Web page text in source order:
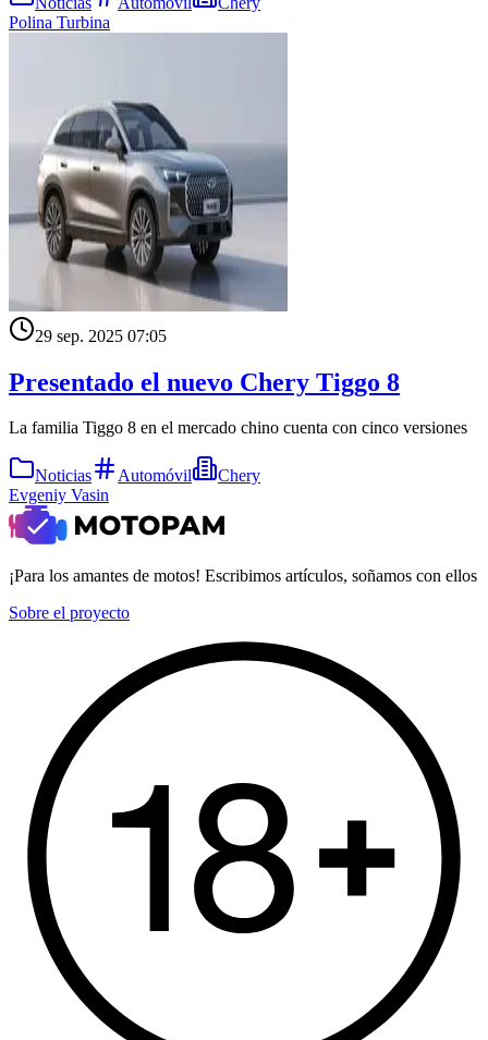
Polina Turbina
29 sep. 2025 07:05
Presentado el nuevo Chery Tiggo 8
La familia Tiggo 8 en el mercado chino cuenta con cinco versiones
Noticias Automóvil
Chery
Evgeniy Vasin
¡Para los amantes de motos! Escribimos artículos, soñamos con ellos
Sobre el proyecto